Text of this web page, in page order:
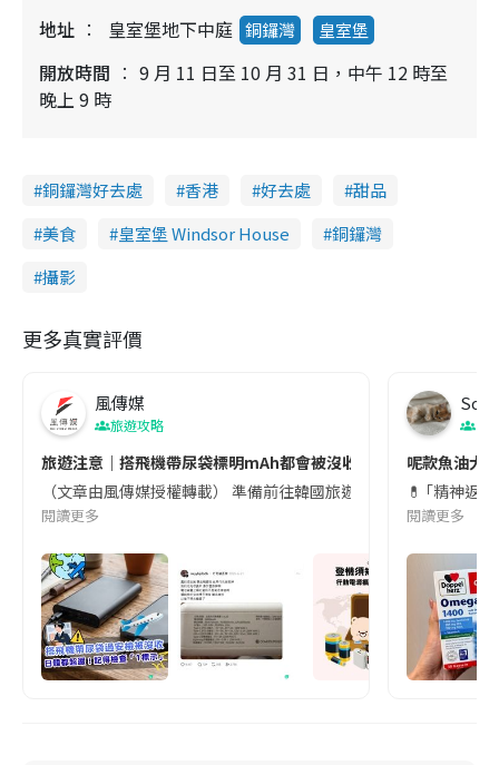
地址 皇室堡地下中庭 銅鑼灣 皇室堡
開放時間
9 月 11 日至 10 月 31 日，中午 12 時至
晚上 9 時
銅鑼灣好去處 香港 好去處
甜品
美食
皇室堡 Windsor House
銅鑼灣
攝影
更多真實評價
風傳媒
旅遊攻略
旅遊注意｜搭飛機帶尿袋標明mAh都會被沒收😱出發前切記檢查
（文章由風傳媒授權轉載） 準備前往韓國旅遊的民眾，近期要
閱讀更多
Soul
呢款魚油大
💊 ｢精神返
閱讀更多